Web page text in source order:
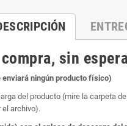
sin
enviará ningún producto físico)
del producto (mire la carpeta
el archivo).